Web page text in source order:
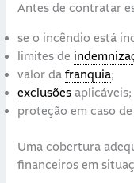
Antes de contratar
se o incêndio está
limites de
valor dafranquia;
exclusões aplicáveis;
proteção em caso de
Uma cobertura
financeiros em